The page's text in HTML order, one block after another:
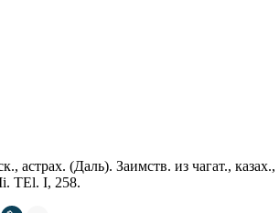
астрах. (Даль). Заимств. из чагат.,
TEl. I, 258.